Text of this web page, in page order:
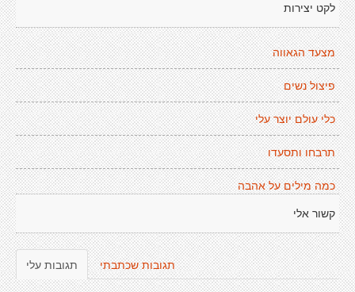
לקט יצירות
מצעד הגאווה
פיצול נשים
כלי עולם יוצר עלי
תרבחו ותסעדו
כמה מילים על אהבה
קשור אלי
תגובות עלי תגובות שכתבתי